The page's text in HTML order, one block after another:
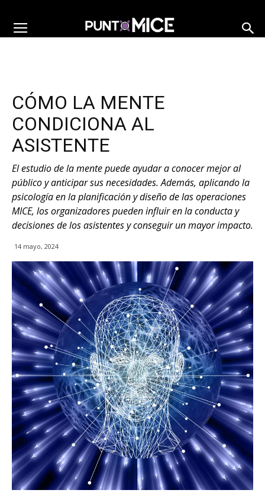
CÓMO LA MENTE
CONDICIONA AL
ASISTENTE
El estudio de la mente puede ayudar a conocer mejor al
público y anticipar sus necesidades. Además, aplicando la
psicología en la planificación y diseño de las operaciones
MICE, los organizadores pueden influir en la conducta y
decisiones de los asistentes y conseguir un mayor impacto.
14 mayo, 2024